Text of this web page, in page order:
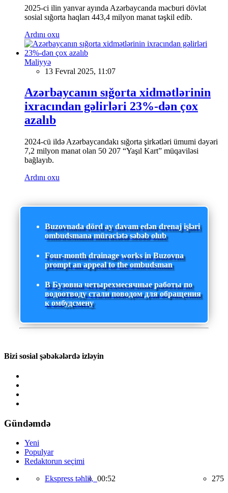
2025-ci ilin yanvar ayında Azərbaycanda məcburi dövlət
sosial sığorta haqları 443,4 milyon manat təşkil edib.
Ardını oxu
Maliyyə
13 Fevral 2025, 11:07
Azərbaycanın sığorta xidmətlərinin
ixracından gəlirləri 23%-dən çox
azalıb
2024-cü ildə Azərbaycandakı sığorta şirkətləri ümumi dəyəri
7,2 milyon manat olan 50 207 “Yaşıl Kart” müqaviləsi
bağlayıb.
Ardını oxu
Buzovnada dörd ay davam edən drenaj işləri
ombudsmana müraciətə səbəb olub
Four-month drainage works in Buzovna
prompt an appeal to the ombudsman
В Бузовна четырехмесячные работы по
водоотводу стали поводом для обращения
к омбудсмену
Bizi sosial şəbəkələrdə izləyin
Gündəmdə
Yeni
Populyar
Redaktorun seçimi
Ekspress təhlil, 00:52 275